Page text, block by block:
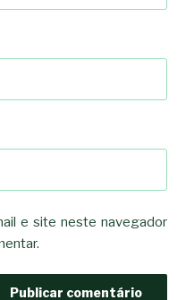
e site neste navegador